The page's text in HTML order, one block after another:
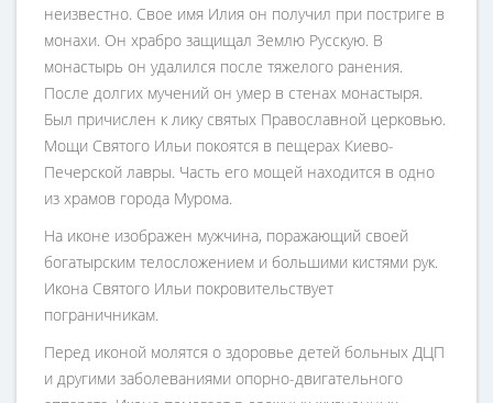
неизвестно. Свое имя Илия он получил при постриге в
монахи. Он храбро защищал Землю Русскую. В
монастырь он удалился после тяжелого ранения.
После долгих мучений он умер в стенах монастыря.
Был причислен к лику святых Православной церковью.
Мощи Святого Ильи покоятся в пещерах Киево-
Печерской лавры. Часть его мощей находится в одно
из храмов города Мурома.
На иконе изображен мужчина, поражающий своей
богатырским телосложением и большими кистями рук.
Икона Святого Ильи покровительствует
пограничникам.
Перед иконой молятся о здоровье детей больных ДЦП
и другими заболеваниями опорно-двигательного